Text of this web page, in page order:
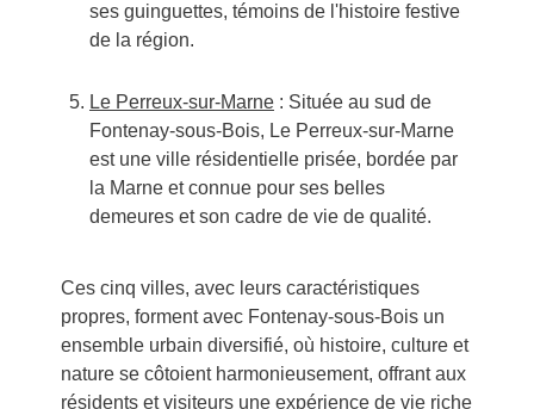
ses guinguettes, témoins de l'histoire festive
de la région.
Le Perreux-sur-Marne: Située au sud de
Fontenay-sous-Bois, Le Perreux-sur-Marne
est une ville résidentielle prisée, bordée par
la Marne et connue pour ses belles
demeures et son cadre de vie de qualité.
Ces cinq villes, avec leurs caractéristiques
propres, forment avec Fontenay-sous-Bois un
ensemble urbain diversifié, où histoire, culture et
nature se côtoient harmonieusement, offrant aux
résidents et visiteurs une expérience de vie riche